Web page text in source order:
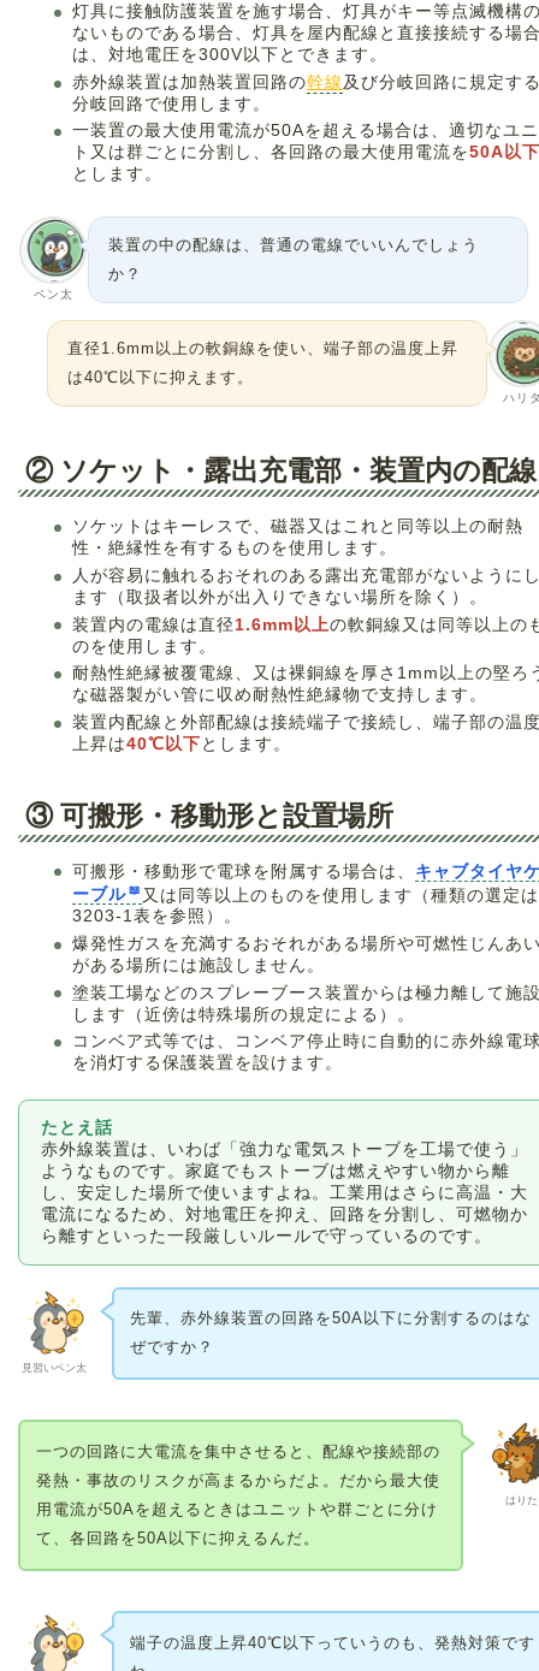
灯具に接触防護装置を施す場合、灯具がキー等点滅機構
ないものである場合、灯具を屋内配線と直接接続する場
は、対地電圧を300V以下とできます。
赤外線装置は加熱装置回路の幹線 及び分岐回路に規定す
分岐回路で使用します。
一装置の最大使用電流が50Aを超える場合は、適切なユ
ト又は群ごとに分割し、各回路の最大使用電流を50A以下
とします。
ペン太
装置の中の配線は、普通の電線でいいんでしょう
か？
ハリ
直径1.6mm以上の軟銅線を使い、端子部の温度上昇
は40℃以下に抑えます。
② ソケット・露出充電部・装置内の配線
ソケットはキーレスで、磁器又はこれと同等以上の耐熱
性・絶縁性を有するものを使用します。
人が容易に触れるおそれのある露出充電部がないように
ます（取扱者以外が出入りできない場所を除く）。
装置内の電線は直径 1.6mm以上の軟銅線又は同等以上の
のを使用します。
耐熱性絶縁被覆電線、又は裸銅線を厚さ1mm以上の堅ろ
な磁器製がい管に収め耐熱性絶縁物で支持します。
装置内配線と外部配線は接続端子で接続し、端子部の温
上昇は40℃以下 とします。
③ 可搬形・移動形と設置場所
可搬形・移動形で電球を附属する場合は、 キャブタイヤ
ーブル
又は同等以上のものを使用します（種類の選定は
3203-1表を参照）。
爆発性ガスを充満するおそれがある場所や可燃性じんあ
がある場所には施設しません。
塗装工場などのスプレーブース装置からは極力離して施
します（近傍は特殊場所の規定による）。
コンベア式等では、コンベア停止時に自動的に赤外線電
を消灯する保護装置を設けます。
たとえ話
赤外線装置は、いわば「強力な電気ストーブを工場で使う」
ようなものです。家庭でもストーブは燃えやすい物から離
し、安定した場所で使いますよね。工業用はさらに高温・大
電流になるため、対地電圧を抑え、回路を分割し、可燃物か
ら離すといった一段厳しいルールで守っているのです。
見習いペン太
先輩、赤外線装置の回路を50A以下に分割するのはな
ぜですか？
はりた
一つの回路に大電流を集中させると、配線や接続部の
発熱・事故のリスクが高まるからだよ。だから最大使
用電流が50Aを超えるときはユニットや群ごとに分け
て、各回路を50A以下に抑えるんだ。
端子の温度上昇40℃以下っていうのも、発熱対策です